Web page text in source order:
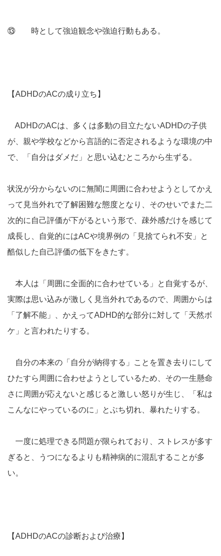
⑬ 時として強迫観念や強迫行動もある。
【ADHDのACの成り立ち】
ADHDのACは、多くは多動の目立たないADHDの子供
が、親や学校などから言語的に否定されるような環境の中
で、「自分はダメだ」と思い込むところから生ずる。
状況が分からないのに無闇に周囲に合わせようとしてかえ
って見当外れで了解困難な態度となり、そのせいでまた二
次的に自己評価が下がるという形で、疎外感だけを感じて
成長し、自覚的にはACや境界例の「見捨てられ不安」と
酷似した自己評価の低下をきたす。
本人は「周囲に全面的に合わせている」と自覚するが、
実際は思い込みが激しく見当外れであるので、周囲からは
「了解不能」、かえってADHD的な部分に対して「天然ボ
ケ」と言われたりする。
自分の本来の「自分が納得する」ことを置き去りにして
ひたすら周囲に合わせようとしているため、その一生懸命
さに周囲が応えないと感じると激しい怒りが生じ、「私は
こんなにやっているのに」とぶち切れ、暴れたりする。
一度に処理できる問題が限られており、ストレスが多す
ぎると、うつになるよりも精神病的に混乱することが多
い。
【ADHDのACの診断および治療】